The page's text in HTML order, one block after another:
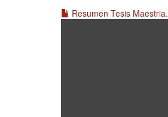
Resumen Tesis